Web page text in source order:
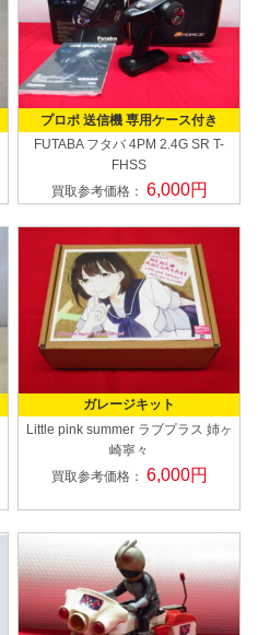
プロポ 送信機 専用ケース付き
FUTABA フタバ 4PM 2.4G SR T-
FHSS
買取参考価格： 6,000円
ガレージキット
Little pink summerラブプラス 姉ヶ
崎寧々
買取参考価格： 6,000円